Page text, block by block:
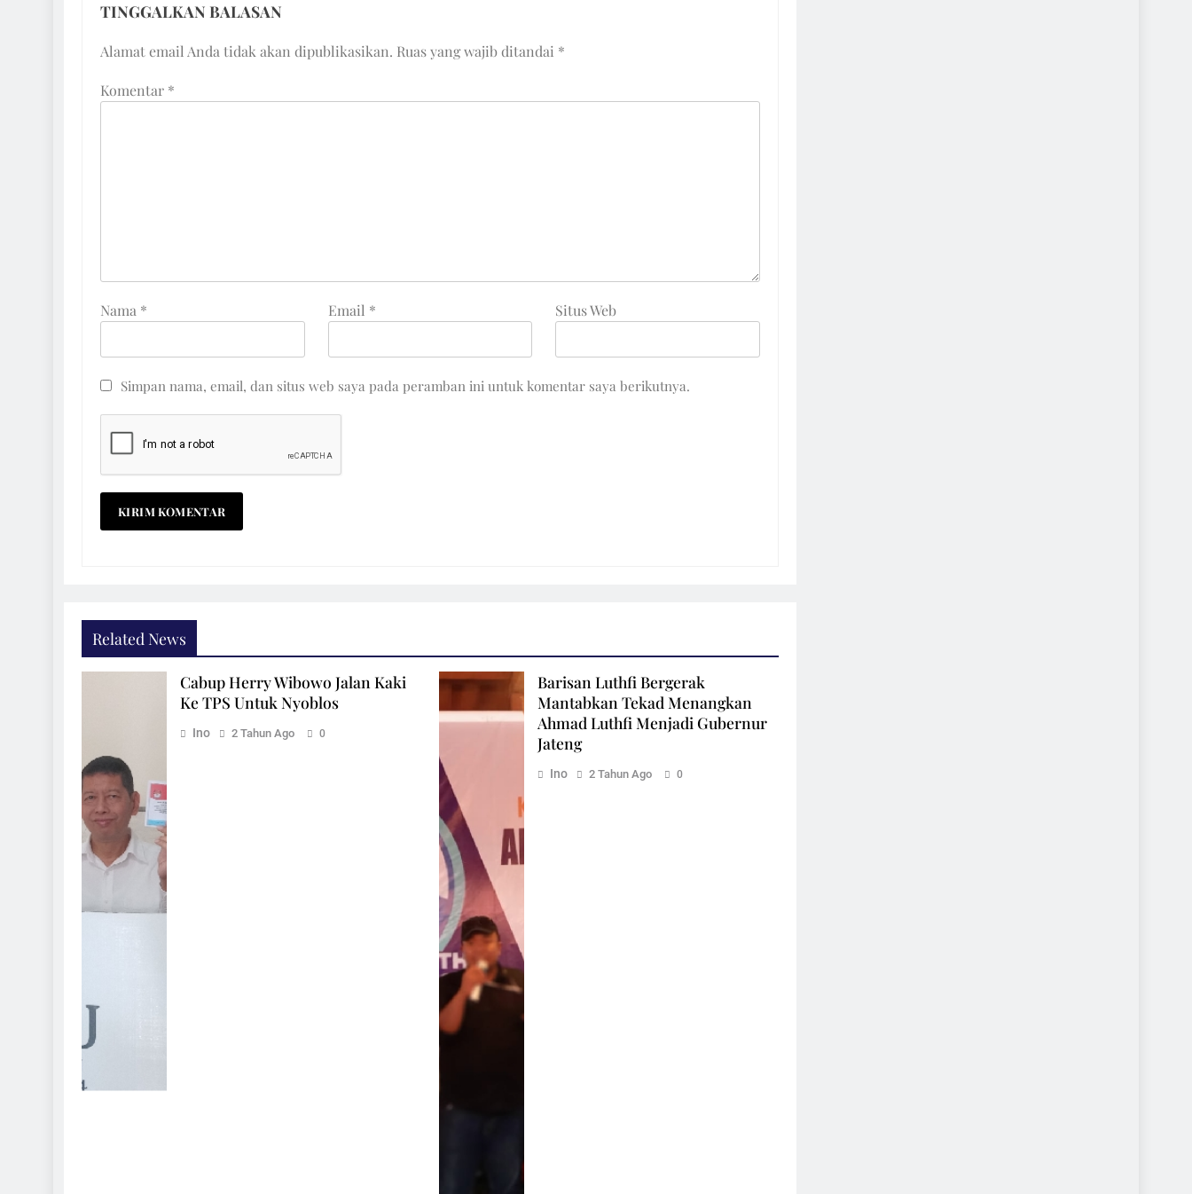
TINGGALKAN BALASAN
Alamat email Anda tidak akan dipublikasikan. Ruas yang wajib ditandai *
Komentar *
Nama * Email * Situs Web
Simpan nama, email, dan situs web saya pada peramban ini untuk komentar saya berikutnya.
Related News
Cabup Herry Wibowo Jalan Kaki
Ke TPS Untuk Nyoblos
Ino 2 Tahun Ago 0
Barisan Luthfi Bergerak
Mantabkan Tekad Menangkan
Ahmad Luthfi Menjadi Gubernur
Jateng
Ino 2 Tahun Ago 0